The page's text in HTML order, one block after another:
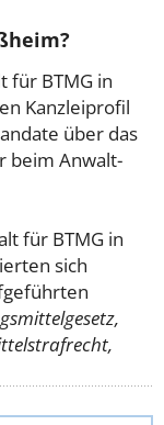
für BTMG in
Kanzleiprofil
über das
beim Anwalt-
für BTMG in
sich